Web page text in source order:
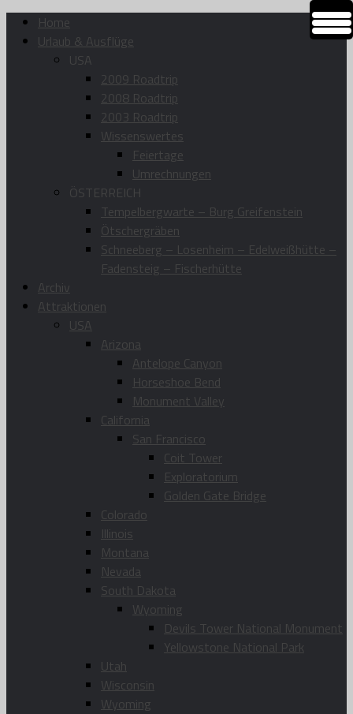
Home
Urlaub & Ausflüge
USA
2009 Roadtrip
2008 Roadtrip
2003 Roadtrip
Wissenswertes
Feiertage
Umrechnungen
ÖSTERREICH
Tempelbergwarte – Burg Greifenstein
Ötschergräben
Schneeberg – Losenheim – Edelweißhütte –
Fadensteig – Fischerhütte
Archiv
Attraktionen
USA
Arizona
Antelope Canyon
Horseshoe Bend
Monument Valley
California
San Francisco
Coit Tower
Exploratorium
Golden Gate Bridge
Colorado
Illinois
Montana
Nevada
South Dakota
Wyoming
Devils Tower National Monument
Yellowstone National Park
Utah
Wisconsin
Wyoming